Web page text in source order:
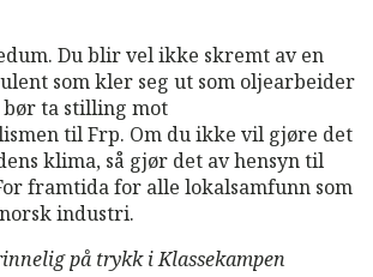
Du blir vel ikke skremt av en
som kler seg ut som oljearbeider
bør ta stilling mot
til Frp. Om du ikke vil gjøre det
klima, så gjør det av hensyn til
framtida for alle lokalsamfunn som
industri.
på trykk i Klassekampen